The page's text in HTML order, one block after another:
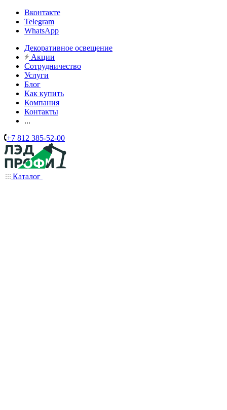
Вконтакте
Telegram
WhatsApp
Декоративное освещение
Акции
Сотрудничество
Услуги
Блог
Как купить
Компания
Контакты
...
+7 812 385-52-00
Каталог